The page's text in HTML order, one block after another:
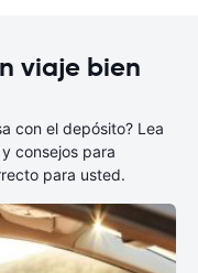
viaje bien
con el depósito? Lea
consejos para
para usted.